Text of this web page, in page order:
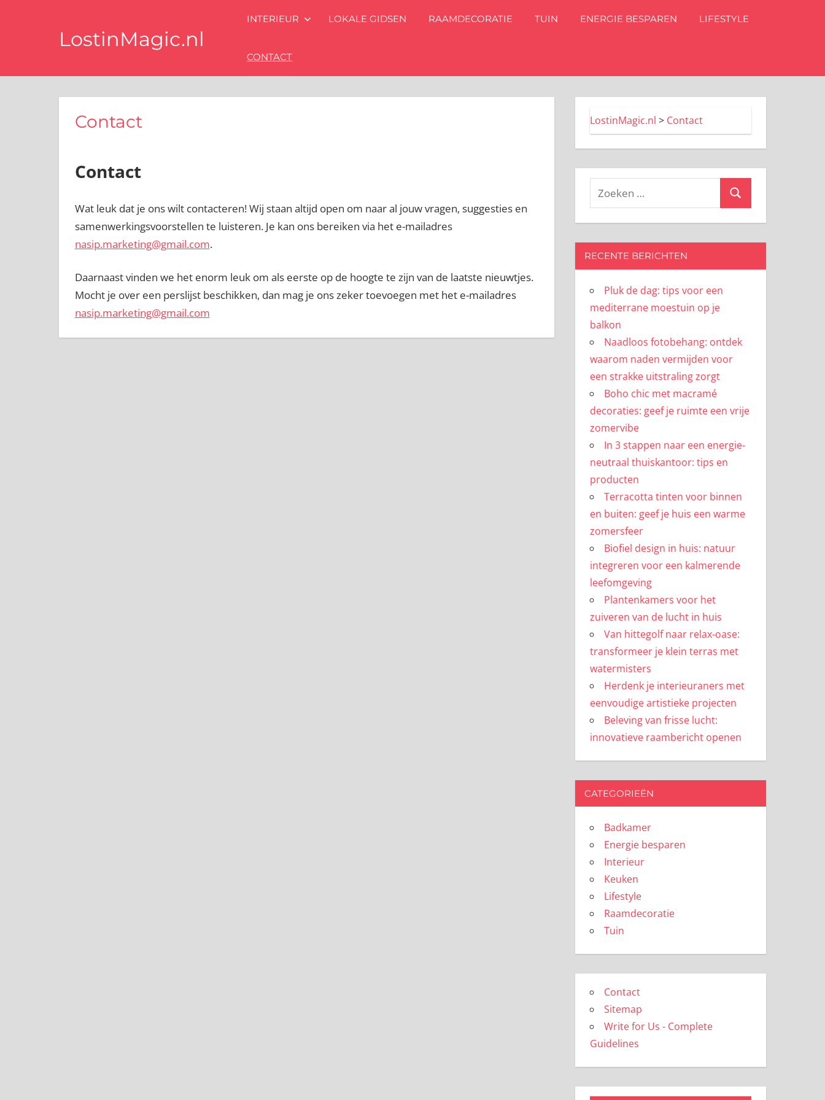
LostinMagic.nl
voor
interieur
INTERIEUR LOKALE GIDSEN RAAMDECORATIE TUIN ENERGIE BESPAREN LIFESTYLE
CONTACT
Contact
Contact
Wat leuk dat je ons wilt contacteren! Wij staan altijd open om naar al jouw vragen, suggesties en
samenwerkingsvoorstellen te luisteren. Je kan ons bereiken via het e-mailadres
nasip.marketing@gmail.com.
Daarnaast vinden we het enorm leuk om als eerste op de hoogte te zijn van de laatste nieuwtjes.
Mocht je over een perslijst beschikken, dan mag je ons zeker toevoegen met het e-mailadres
nasip.marketing@gmail.com
LostinMagic.nl > Contact
Zoeken
Zoeken
RECENTE BERICHTEN
Pluk de dag: tips voor een
mediterrane moestuin op je
balkon
Naadloos fotobehang: ontdek
waarom naden vermijden voor
een strakke uitstraling zorgt
Boho chic met macramé
decoraties: geef je ruimte een vrije
zomervibe
In 3 stappen naar een energie-
neutraal thuiskantoor: tips en
producten
Terracotta tinten voor binnen
en buiten: geef je huis een warme
zomersfeer
Biofiel design in huis: natuur
integreren voor een kalmerende
leefomgeving
Plantenkamers voor het
zuiveren van de lucht in huis
Van hittegolf naar relax-oase:
transformeer je klein terras met
watermisters
Herdenk je interieuraners met
eenvoudige artistieke projecten
Beleving van frisse lucht:
innovatieve raambericht openen
CATEGORIEËN
Badkamer
Energie besparen
Interieur
Keuken
Lifestyle
Raamdecoratie
Tuin
Contact
Sitemap
Write for Us - Complete
Guidelines